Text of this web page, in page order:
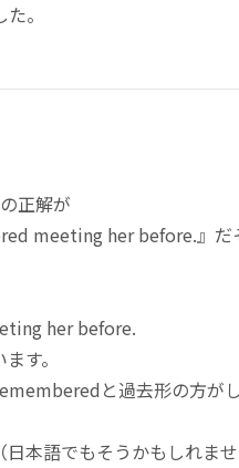
。
正解が
meeting her before.』
her before.
す。
と過去形の方が
本語でもそうかもしれま